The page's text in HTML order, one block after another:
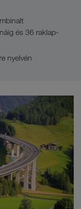
és 36 raklap-
nyelvén